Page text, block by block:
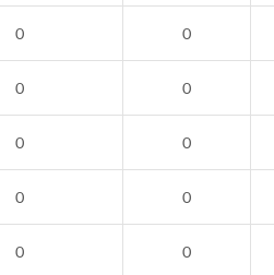
0 0
0 0
0 0
0 0
0 0